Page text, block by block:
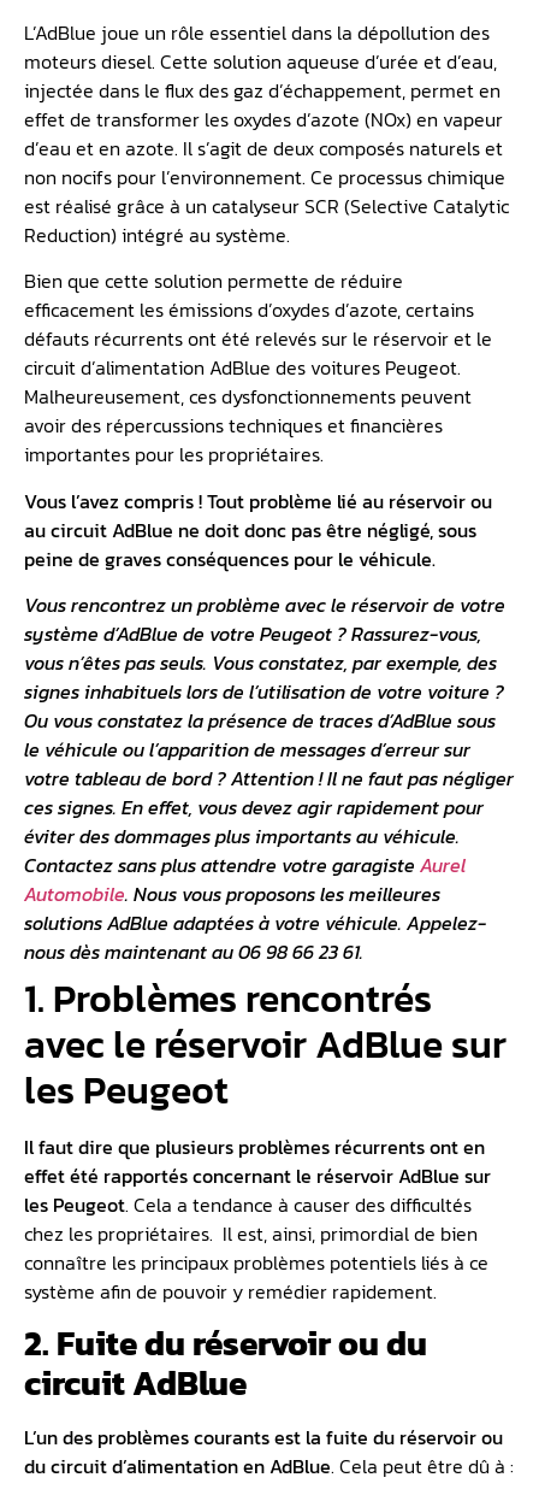
L’AdBlue joue un rôle essentiel dans la dépollution des
moteurs diesel. Cette solution aqueuse d’urée et d’eau,
injectée dans le flux des gaz d’échappement, permet en
effet de transformer les oxydes d’azote (NOx) en vapeur
d’eau et en azote. Il s’agit de deux composés naturels et
non nocifs pour l’environnement. Ce processus chimique
est réalisé grâce à un catalyseur SCR (Selective Catalytic
Reduction) intégré au système.
Bien que cette solution permette de réduire
efficacement les émissions d’oxydes d’azote, certains
défauts récurrents ont été relevés sur le réservoir et le
circuit d’alimentation AdBlue des voitures Peugeot.
Malheureusement, ces dysfonctionnements peuvent
avoir des répercussions techniques et financières
importantes pour les propriétaires.
Vous l’avez compris ! Tout problème lié au réservoir ou
aucircuit AdBlue ne doit donc pas être négligé, sous
peine de graves conséquences pour le véhicule.
Vous rencontrez un problème avec le réservoir de votre
système d’AdBlue de votre Peugeot ? Rassurez-vous,
vous n’êtes pas seuls. Vous constatez, par exemple, des
signes inhabituels lors de l’utilisation de votre voiture ?
Ou vous constatez la présence de traces d’AdBlue sous
le véhicule ou l’apparition de messages d’erreur sur
votre tableau de bord? Attention ! Il ne faut pas négliger
ces signes. En effet, vous devez agir rapidement pour
éviter des dommages plus importants au véhicule.
Contactez sans plus attendre votre garagiste Aurel
Automobile. Nous vous proposons les meilleures
solutions AdBlue adaptées à votre véhicule. Appelez-
nous dès maintenant au 06 98 66 23 61.
1. Problèmes rencontrés
avec le réservoir AdBlue sur
les Peugeot
Il faut dire que plusieurs problèmes récurrents ont en
effet été rapportés concernant le réservoir AdBlue sur
les Peugeot. Cela a tendance à causer des difficultés
chez les propriétaires. Il est, ainsi, primordial de bien
connaître les principaux problèmes potentiels liés à ce
système afin de pouvoir y remédier rapidement.
2. Fuite du réservoir ou du
circuit AdBlue
L’un des problèmes courants est la fuite du réservoir ou
du circuit d’alimentation en AdBlue. Cela peut être dû à :